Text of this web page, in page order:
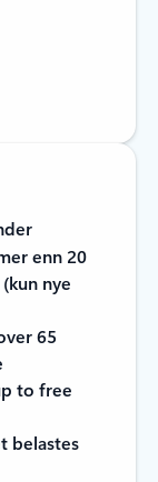
enn 20
nye
65
to free
belastes